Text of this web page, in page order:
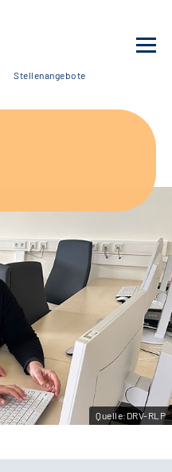
Stellenangebote
Quelle:DRV-RLP